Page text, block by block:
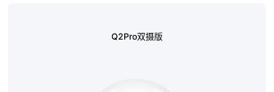
Q2Pro双摄版